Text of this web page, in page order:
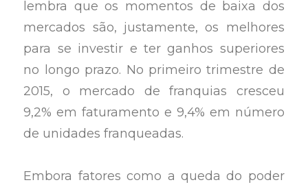
lembra que os momentos de baixa dos
mercados são, justamente, os melhores
para se investir e ter ganhos superiores
no longo prazo. No primeiro trimestre de
2015, o mercado de franquias cresceu
9,2% em faturamento e 9,4% em número
de unidades franqueadas.
Embora fatores como a queda do poder